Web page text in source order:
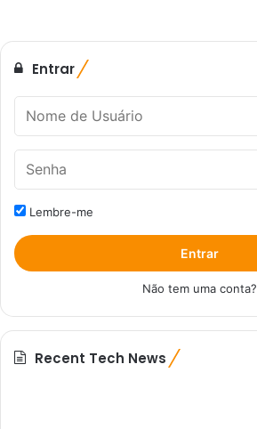
Entrar
Lembre-me
Entrar
Não tem uma conta?
Recent Tech News